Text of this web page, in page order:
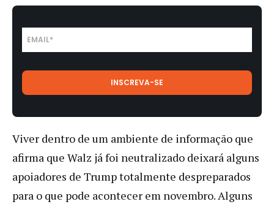
Viver dentro de um ambiente de informação que
afirma que Walz já foi neutralizado deixará alguns
apoiadores de Trump totalmente despreparados
para o que pode acontecer em novembro. Alguns